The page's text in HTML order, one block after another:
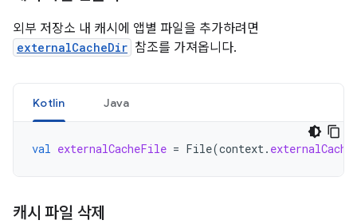
외부 저장소 내 캐시에 앱별 파일을 추가하려면
externalCacheDir 참조를 가져옵니다.
Kotlin Java
val externalCacheFile = File(context.
캐시 파일 삭제